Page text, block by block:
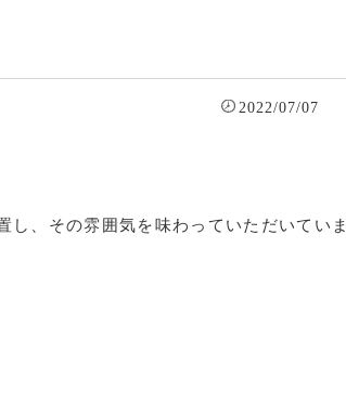
2022/07/07
、その雰囲気を味わっていただいていま